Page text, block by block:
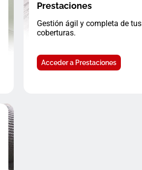
Prestaciones
Gestión ágil y completa de tus
coberturas.
Acceder a Prestaciones